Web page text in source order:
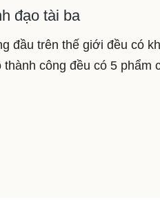
đạo tài ba
đầu trên thế giới đều có
công đều có 5 phẩm